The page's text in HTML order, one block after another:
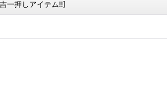
一押しアイテム!!]